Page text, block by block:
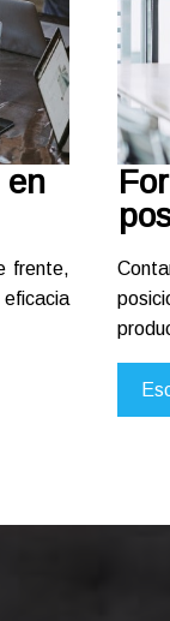
en
frente,